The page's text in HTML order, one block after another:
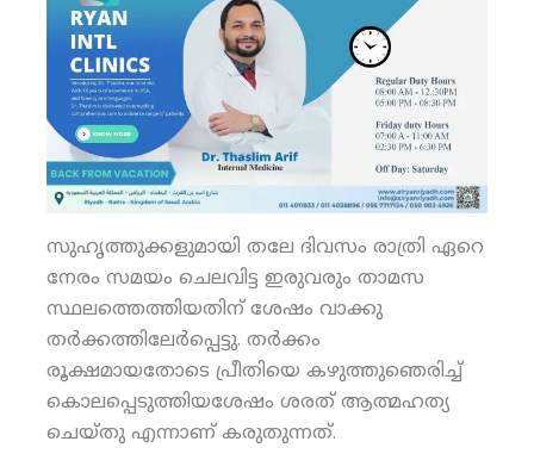
സുഹൃത്തുക്കളുമായി തലേ ദിവസം രാത്രി ഏറെ
നേരം സമയം ചെലവിട്ട ഇരുവരും താമസ
സ്ഥലത്തെത്തിയതിന് ശേഷം വാക്കു
തര്‍ക്കത്തിലേര്‍പ്പെട്ടു. തര്‍ക്കം
രൂക്ഷമായതോടെ പ്രീതിയെ കഴുത്തുഞെരിച്ച്
കൊലപ്പെടുത്തിയശേഷം ശരത് ആത്മഹത്യ
ചെയ്തു എന്നാണ് കരുതുന്നത്.